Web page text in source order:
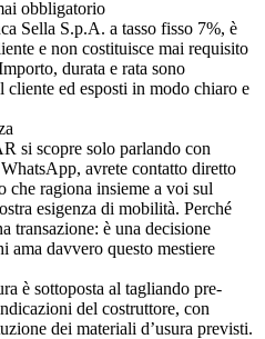
obbligatorio
Sella S.p.A. a tasso fisso 7%, è
e non costituisce mai requisito
durata e rata sono
ed esposti in modo chiaro e
si scopre solo parlando con
avrete contatto diretto
che ragiona insieme a voi sul
esigenza di mobilità. Perché
transazione: è una decisione
ama davvero questo mestiere
è sottoposta al tagliando pre-
del costruttore, con
dei materiali d’usura previsti.